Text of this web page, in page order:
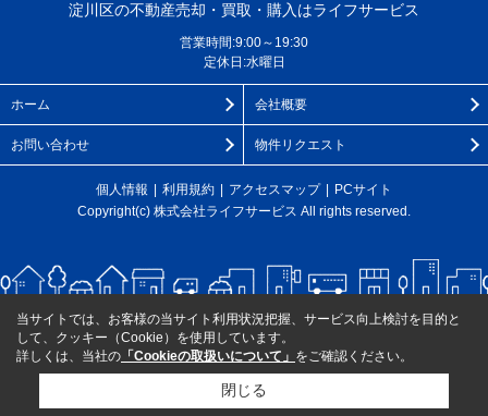
淀川区の不動産売却・買取・購入はライフサービス
営業時間:9:00～19:30
定休日:水曜日
ホーム 会社概要
お問い合わせ 物件リクエスト
個人情報 利用規約 アクセスマップ
PCサイト
Copyright(c) 株式会社ライフサービス All rights reserved.
当サイトでは、お客様の当サイト利用状況把握、サービス向上検討を目的と
して、クッキー（Cookie）を使用しています。
詳しくは、当社の 「Cookieの取扱いについて」 をご確認ください。
閉じる